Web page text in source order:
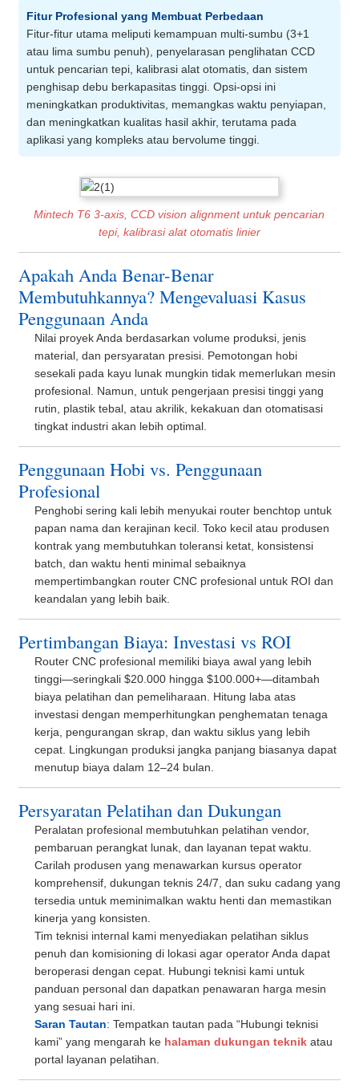
Fitur Profesional yang Membuat Perbedaan
Fitur-fitur utama meliputi kemampuan multi-sumbu (3+1
atau lima sumbu penuh), penyelarasan penglihatan CCD
untuk pencarian tepi, kalibrasi alat otomatis, dan sistem
penghisap debu berkapasitas tinggi. Opsi-opsi ini
meningkatkan produktivitas, memangkas waktu penyiapan,
dan meningkatkan kualitas hasil akhir, terutama pada
aplikasi yang kompleks atau bervolume tinggi.
Mintech T6 3-axis, CCD vision alignment untuk pencarian
tepi, kalibrasi alat otomatis linier
Apakah Anda Benar-Benar
Membutuhkannya? Mengevaluasi Kasus
Penggunaan Anda
Nilai proyek Anda berdasarkan volume produksi, jenis
material, dan persyaratan presisi. Pemotongan hobi
sesekali pada kayu lunak mungkin tidak memerlukan mesin
profesional. Namun, untuk pengerjaan presisi tinggi yang
rutin, plastik tebal, atau akrilik, kekakuan dan otomatisasi
tingkat industri akan lebih optimal.
Penggunaan Hobi vs. Penggunaan
Profesional
Penghobi sering kali lebih menyukai router benchtop untuk
papan nama dan kerajinan kecil. Toko kecil atau produsen
kontrak yang membutuhkan toleransi ketat, konsistensi
batch, dan waktu henti minimal sebaiknya
mempertimbangkan router CNC profesional untuk ROI dan
keandalan yang lebih baik.
Pertimbangan Biaya: Investasi vs ROI
Router CNC profesional memiliki biaya awal yang lebih
tinggi—seringkali $20.000 hingga $100.000+—ditambah
biaya pelatihan dan pemeliharaan. Hitung laba atas
investasi dengan memperhitungkan penghematan tenaga
kerja, pengurangan skrap, dan waktu siklus yang lebih
cepat. Lingkungan produksi jangka panjang biasanya dapat
menutup biaya dalam 12–24 bulan.
Persyaratan Pelatihan dan Dukungan
Peralatan profesional membutuhkan pelatihan vendor,
pembaruan perangkat lunak, dan layanan tepat waktu.
Carilah produsen yang menawarkan kursus operator
komprehensif, dukungan teknis 24/7, dan suku cadang yang
tersedia untuk meminimalkan waktu henti dan memastikan
kinerja yang konsisten.
Tim teknisi internal kami menyediakan pelatihan siklus
penuh dan komisioning di lokasi agar operator Anda dapat
beroperasi dengan cepat. Hubungi teknisi kami untuk
panduan personal dan dapatkan penawaran harga mesin
yang sesuai hari ini.
Saran Tautan: Tempatkan tautan pada “Hubungi teknisi
kami” yang mengarah ke halaman dukungan teknikatau
portal layanan pelatihan.